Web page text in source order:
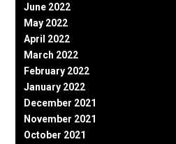
June 2022
May 2022
April 2022
March 2022
February 2022
January 2022
December 2021
November 2021
October 2021